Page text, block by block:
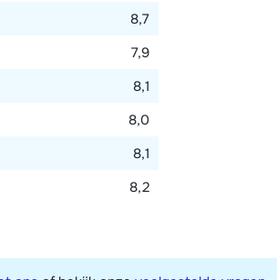
8,7
7,9
8,1
8,0
8,1
8,2